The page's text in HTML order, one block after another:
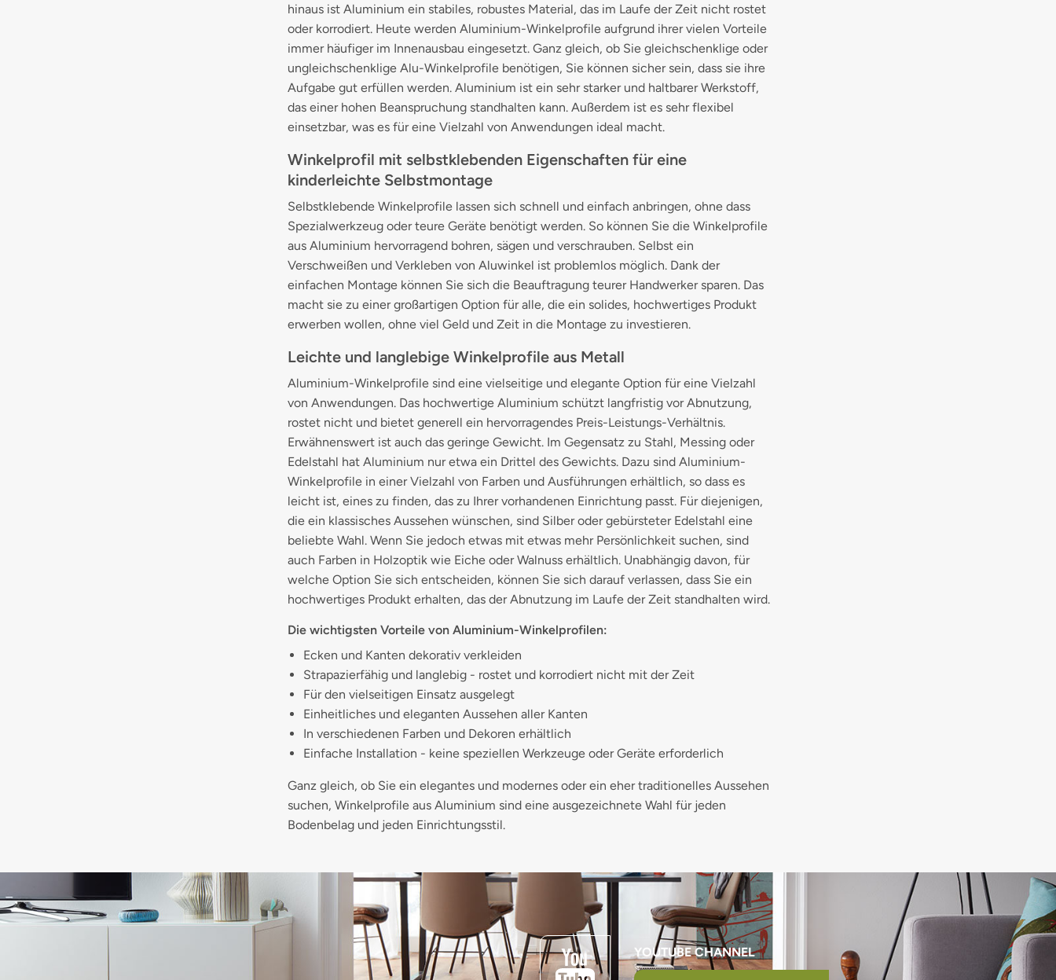
hinaus ist Aluminium ein stabiles, robustes Material, das im Laufe der Zeit nicht rostet
oder korrodiert. Heute werden Aluminium-Winkelprofile aufgrund ihrer vielen Vorteile
immer häufiger im Innenausbau eingesetzt. Ganz gleich, ob Sie gleichschenklige oder
ungleichschenklige Alu-Winkelprofile benötigen, Sie können sicher sein, dass sie ihre
Aufgabe gut erfüllen werden. Aluminium ist ein sehr starker und haltbarer Werkstoff,
das einer hohen Beanspruchung standhalten kann. Außerdem ist es sehr flexibel
einsetzbar, was es für eine Vielzahl von Anwendungen ideal macht.
Winkelprofil mit selbstklebenden Eigenschaften für eine
kinderleichte Selbstmontage
Selbstklebende Winkelprofile lassen sich schnell und einfach anbringen, ohne dass
Spezialwerkzeug oder teure Geräte benötigt werden. So können Sie die Winkelprofile
aus Aluminium hervorragend bohren, sägen und verschrauben. Selbst ein
Verschweißen und Verkleben von Aluwinkel ist problemlos möglich. Dank der
einfachen Montage können Sie sich die Beauftragung teurer Handwerker sparen. Das
macht sie zu einer großartigen Option für alle, die ein solides, hochwertiges Produkt
erwerben wollen, ohne viel Geld und Zeit in die Montage zu investieren.
Leichte und langlebige Winkelprofile aus Metall
Aluminium-Winkelprofile sind eine vielseitige und elegante Option für eine Vielzahl
von Anwendungen. Das hochwertige Aluminium schützt langfristig vor Abnutzung,
rostet nicht und bietet generell ein hervorragendes Preis-Leistungs-Verhältnis.
Erwähnenswert ist auch das geringe Gewicht. Im Gegensatz zu Stahl, Messing oder
Edelstahl hat Aluminium nur etwa ein Drittel des Gewichts. Dazu sind Aluminium-
Winkelprofile in einer Vielzahl von Farben und Ausführungen erhältlich, so dass es
leicht ist, eines zu finden, das zu Ihrer vorhandenen Einrichtung passt. Für diejenigen,
die ein klassisches Aussehen wünschen, sind Silber oder gebürsteter Edelstahl eine
beliebte Wahl. Wenn Sie jedoch etwas mit etwas mehr Persönlichkeit suchen, sind
auch Farben in Holzoptik wie Eiche oder Walnuss erhältlich. Unabhängig davon, für
welche Option Sie sich entscheiden, können Sie sich darauf verlassen, dass Sie ein
hochwertiges Produkt erhalten, das der Abnutzung im Laufe der Zeit standhalten wird.
Die wichtigsten Vorteile von Aluminium-Winkelprofilen:
Ecken und Kanten dekorativ verkleiden
Strapazierfähig und langlebig - rostet und korrodiert nicht mit der Zeit
Für den vielseitigen Einsatz ausgelegt
Einheitliches und eleganten Aussehen aller Kanten
In verschiedenen Farben und Dekoren erhältlich
Einfache Installation - keine speziellen Werkzeuge oder Geräte erforderlich
Ganz gleich, ob Sie ein elegantes und modernes oder ein eher traditionelles Aussehen
suchen, Winkelprofile aus Aluminium sind eine ausgezeichnete Wahl für jeden
Bodenbelag und jeden Einrichtungsstil.
YOUTUBE CHANNEL